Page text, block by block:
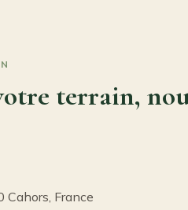
terrain,
Cahors, France